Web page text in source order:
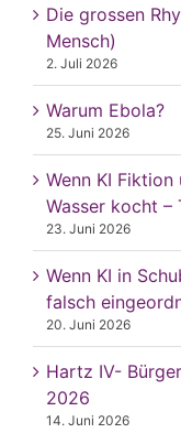
Die grossen
Mensch)
2. Juli 2026
Warum Ebola?
25. Juni 2026
Wenn KI Fiktion
Wasser kocht –
23. Juni 2026
Wenn KI in
falsch
20. Juni 2026
Hartz IV-
2026
14. Juni 2026